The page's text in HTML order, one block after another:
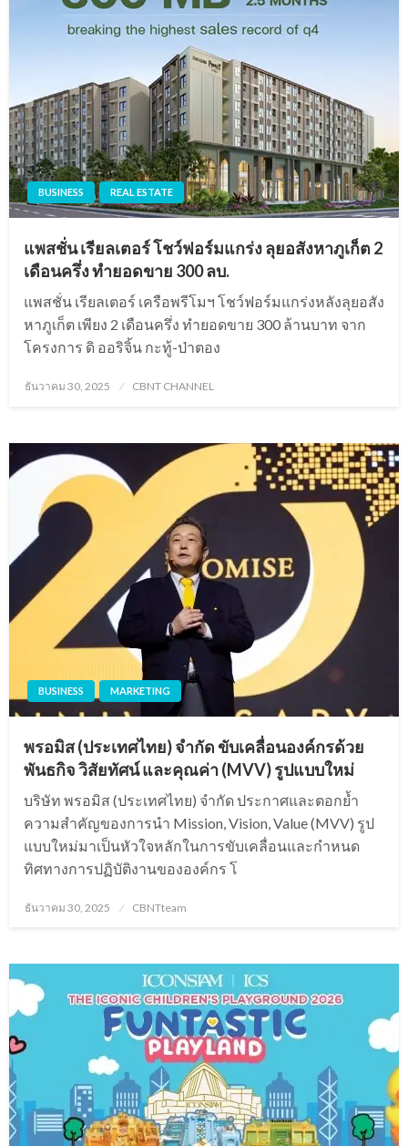
BUSINESS REAL ESTATE
แพสชั่น เรียลเตอร์ โชว์ฟอร์มแกร่ง ลุยอสังหาภูเก็ต 2
เดือนครึ่ง ทำยอดขาย 300 ลบ.
แพสชั่น เรียลเตอร์ เครือพรีโมฯ โชว์ฟอร์มแกร่งหลังลุยอสัง
หาภูเก็ต เพียง 2 เดือนครึ่ง ทำยอดขาย 300 ล้านบาท จาก
โครงการ ดิ ออริจิ้น กะทู้-ป่าตอง
Posted
ธันวาคม 30, 2025 CBNT CHANNEL
BUSINESS MARKETING
พรอมิส (ประเทศไทย) จำกัด ขับเคลื่อนองค์กรด้วย
พันธกิจ วิสัยทัศน์ และคุณค่า (MVV) รูปแบบใหม่
บริษัท พรอมิส (ประเทศไทย) จำกัด ประกาศและตอกย้ำ
ความสำคัญของการนำ Mission, Vision, Value (MVV) รูป
แบบใหม่มาเป็นหัวใจหลักในการขับเคลื่อนและกำหนด
ทิศทางการปฏิบัติงานขององค์กร โ
Posted
ธันวาคม 30, 2025 CBNTteam